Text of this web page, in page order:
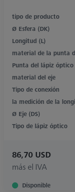
tipo de producto
Ø Esfera (DK)
Longitud (L)
Punta del lápiz óptico
material del eje
Tipo de conexión
la medición de la
Ø Eje (DS)
Tipo de lápiz óptico
86,70 USD
más el IVA
Disponible